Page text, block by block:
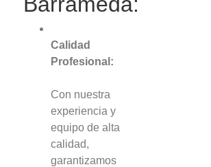
Calidad
Profesional:
Con nuestra
experiencia y
equipo de alta
calidad,
garantizamos